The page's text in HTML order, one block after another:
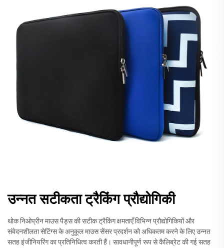
उन्नत सटीकता ट्रैकिंग प्रौद्योगिकी
थोक निओप्रीन माउस पैड्स की सटीक ट्रैकिंग क्षमताएँ विभिन्न प्रौद्योगिकियों और
संवेदनशीलता सेटिंग्स के अनुकूल माउस सेंसर प्रदर्शन को अधिकतम करने के लिए उन्नत
सतह इंजीनियरिंग का प्रतिनिधित्व करती हैं। सावधानीपूर्ण रूप से कैलिब्रेट की गई सतह